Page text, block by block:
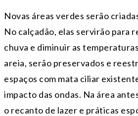
Novas áreas verdes serão
No calçadão, elas servirão para
chuva e diminuir as
areia, serão preservados e
espaços com mata ciliar
impacto das ondas. Na área
o recanto de lazer e práticas